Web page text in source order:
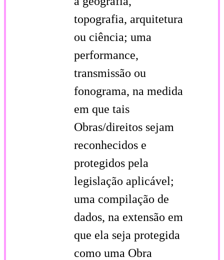
topografia, arquitetura
ou ciência; uma
performance,
transmissão ou
fonograma, na medida
em que tais
Obras/direitos sejam
reconhecidos e
protegidos pela
legislação aplicável;
uma compilação de
dados, na extensão em
que ela seja protegida
como uma Obra